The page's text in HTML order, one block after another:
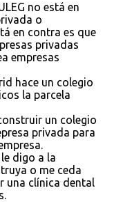
no está en
o
en contra es que
privadas
empresas
hace un colegio
la parcela
un colegio
privada para
digo a la
o me ceda
una clínica dental